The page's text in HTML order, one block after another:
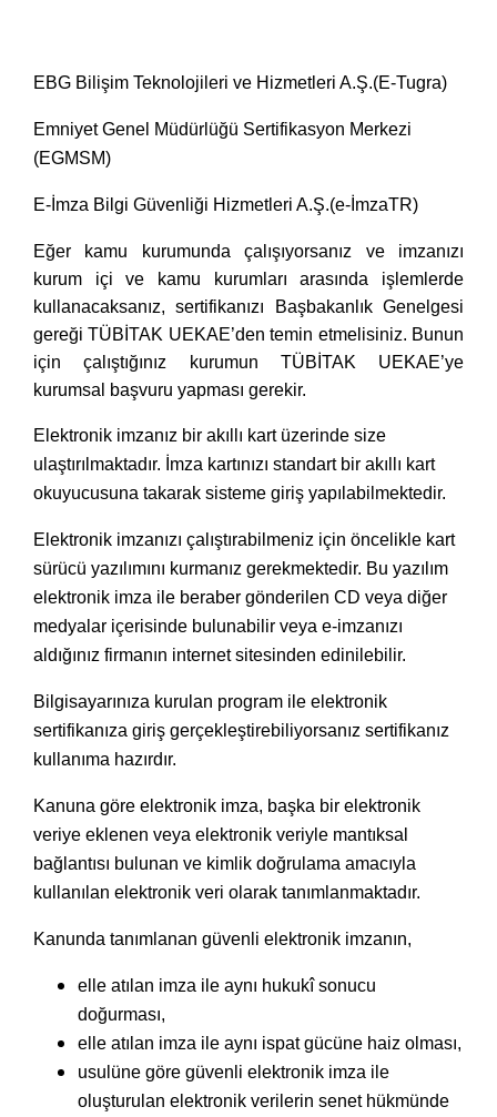
EBG Bilişim Teknolojileri ve Hizmetleri A.Ş.(E-Tugra)
Emniyet Genel Müdürlüğü Sertifikasyon Merkezi
(EGMSM)
E-İmza Bilgi Güvenliği Hizmetleri A.Ş.(e-İmzaTR)
Eğer kamu kurumunda çalışıyorsanız ve imzanızı
kurum içi ve kamu kurumları arasında işlemlerde
kullanacaksanız, sertifikanızı Başbakanlık Genelgesi
gereği TÜBİTAK UEKAE’den temin etmelisiniz. Bunun
için çalıştığınız kurumun TÜBİTAK UEKAE’ye
kurumsal başvuru yapması gerekir.
Elektronik imzanız bir akıllı kart üzerinde size
ulaştırılmaktadır. İmza kartınızı standart bir akıllı kart
okuyucusuna takarak sisteme giriş yapılabilmektedir.
Elektronik imzanızı çalıştırabilmeniz için öncelikle kart
sürücü yazılımını kurmanız gerekmektedir. Bu yazılım
elektronik imza ile beraber gönderilen CD veya diğer
medyalar içerisinde bulunabilir veya e-imzanızı
aldığınız firmanın internet sitesinden edinilebilir.
Bilgisayarınıza kurulan program ile elektronik
sertifikanıza giriş gerçekleştirebiliyorsanız sertifikanız
kullanıma hazırdır.
Kanuna göre elektronik imza, başka bir elektronik
veriye eklenen veya elektronik veriyle mantıksal
bağlantısı bulunan ve kimlik doğrulama amacıyla
kullanılan elektronik veri olarak tanımlanmaktadır.
Kanunda tanımlanan güvenli elektronik imzanın,
elle atılan imza ile aynı hukukî sonucu
doğurması,
elle atılan imza ile aynı ispat gücüne haiz olması,
usulüne göre güvenli elektronik imza ile
oluşturulan elektronik verilerin senet hükmünde